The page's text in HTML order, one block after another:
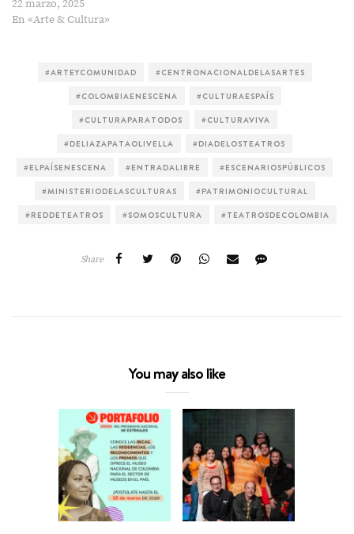
22 marzo, 2025
En «Arte & Cultura»
#ARTEYCOMUNIDAD #CENTRONACIONALDELASARTES
#COLOMBIAENESCENA #CULTURAESPAÍS
#CULTURAPARATODOS #CULTURAVIVA
#DELIAZAPATAOLIVELLA #DIADELOSTEATROS
#ELPAÍSENESCENA #ENTRADALIBRE #ESCENARIOSPÚBLICOS
#MINISTERIODELASCULTURAS #PATRIMONIOCULTURAL
#REDDETEATROS #SOMOSCULTURA #TEATROSDECOLOMBIA
Share
You may also like